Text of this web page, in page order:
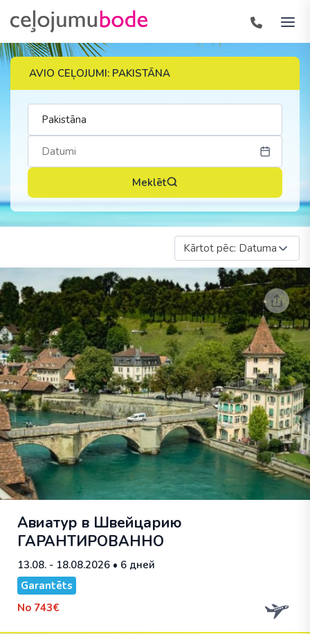
AVIO CEĻOJUMI: PAKISTĀNA
Meklēt
Kārtot pēc: Datuma
Авиатур в Швейцарию
ГАРАНТИРОВАННО
13.08. - 18.08.2026 • 6 дней
Garantēts
No 743€